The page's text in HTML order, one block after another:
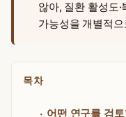
않아, 질환 활성도·
가능성을 개별적
목차
어떤 연구를 검